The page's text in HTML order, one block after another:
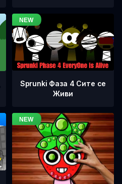
Sprunki Фаза 4 Сите се
Живи